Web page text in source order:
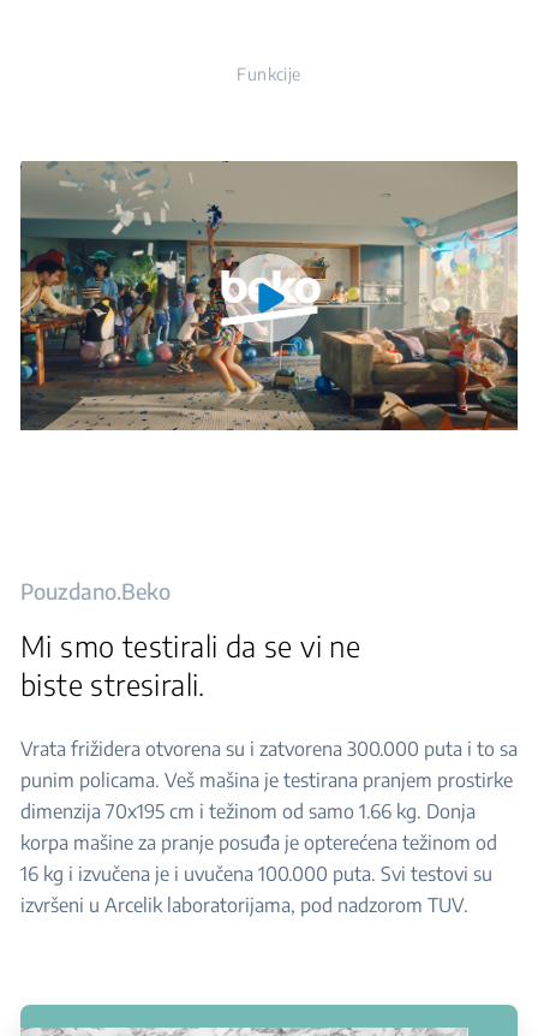
Funkcije
Pouzdano.Beko
Mi smo testirali da se vi ne
biste stresirali.
Vrata frižidera otvorena su i zatvorena 300.000 puta i to sa
punim policama. Veš mašina je testirana pranjem prostirke
dimenzija 70x195 cm i težinom od samo 1.66 kg. Donja
korpa mašine za pranje posuđa je opterećena težinom od
16 kg i izvučena je i uvučena 100.000 puta. Svi testovi su
izvršeni u Arcelik laboratorijama, pod nadzorom TUV.